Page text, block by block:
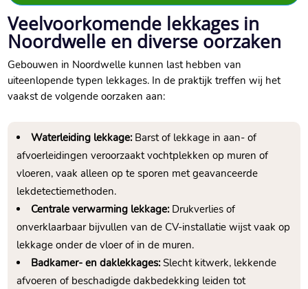
Veelvoorkomende lekkages in
Noordwelle en diverse oorzaken
Gebouwen in Noordwelle kunnen last hebben van
uiteenlopende typen lekkages.​ In de praktijk treffen wij het
vaakst de volgende oorzaken aan:
Waterleiding lekkage:Barst of lekkage in aan- of
afvoerleidingen veroorzaakt vochtplekken op muren of
vloeren, vaak alleen op te sporen met geavanceerde
lekdetectiemethoden.​
Centrale verwarming lekkage:Drukverlies of
onverklaarbaar bijvullen van de CV-installatie wijst vaak op
lekkage onder de vloer of in de muren.​
Badkamer- en daklekkages:Slecht kitwerk, lekkende
afvoeren of beschadigde dakbedekking leiden tot